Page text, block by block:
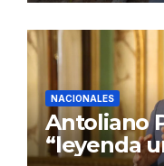
NACIONALES
Antoliano
“leyenda